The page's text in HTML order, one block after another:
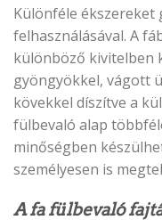
Különféle ékszereket
felhasználásával. A
különböző kivitelben
gyöngyökkel, vágott
kövekkel díszítve a
fülbevaló alap
minőségben
személyesen is
A fa fülbevaló